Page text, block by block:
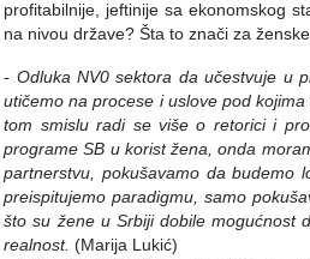
profitabilnije, jeftinije sa ekonomskog
na nivou države? Šta to znači za
- Odluka NV0 sektora da učestvuje u
utičemo na procese i uslove pod
tom smislu radi se više o retorici i
programe SB u korist žena, onda
partnerstvu, pokušavamo da budemo
preispitujemo paradigmu, samo
što su žene u Srbiji dobile mogućnost
realnost. (Marija Lukić)